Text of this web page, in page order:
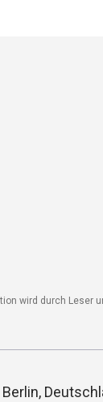
wird durch Leser